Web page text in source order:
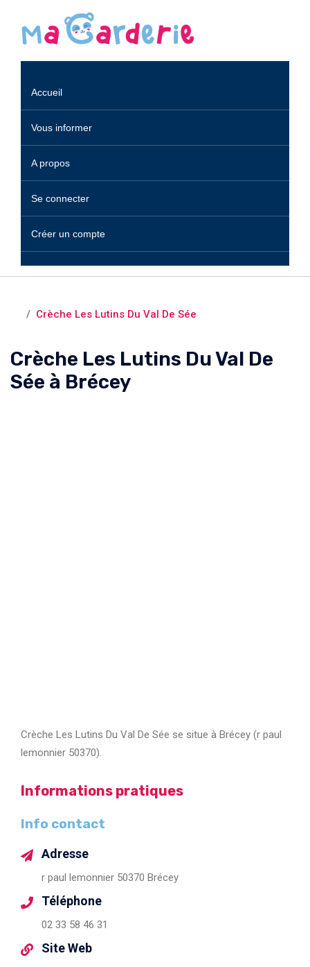
Accueil
Vous informer
A propos
Se connecter
Créer un compte
Crèche Les Lutins Du Val De Sée
Crèche Les Lutins Du Val De
Sée à Brécey
Crèche Les Lutins Du Val De Sée se situe à Brécey (r paul
lemonnier 50370).
Informations pratiques
Info contact
Adresse
r paul lemonnier 50370 Brécey
Téléphone
02 33 58 46 31
Site Web